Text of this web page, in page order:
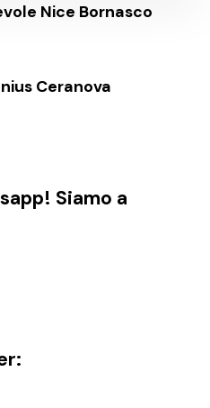
Nice Bornasco
Ceranova
Siamo a